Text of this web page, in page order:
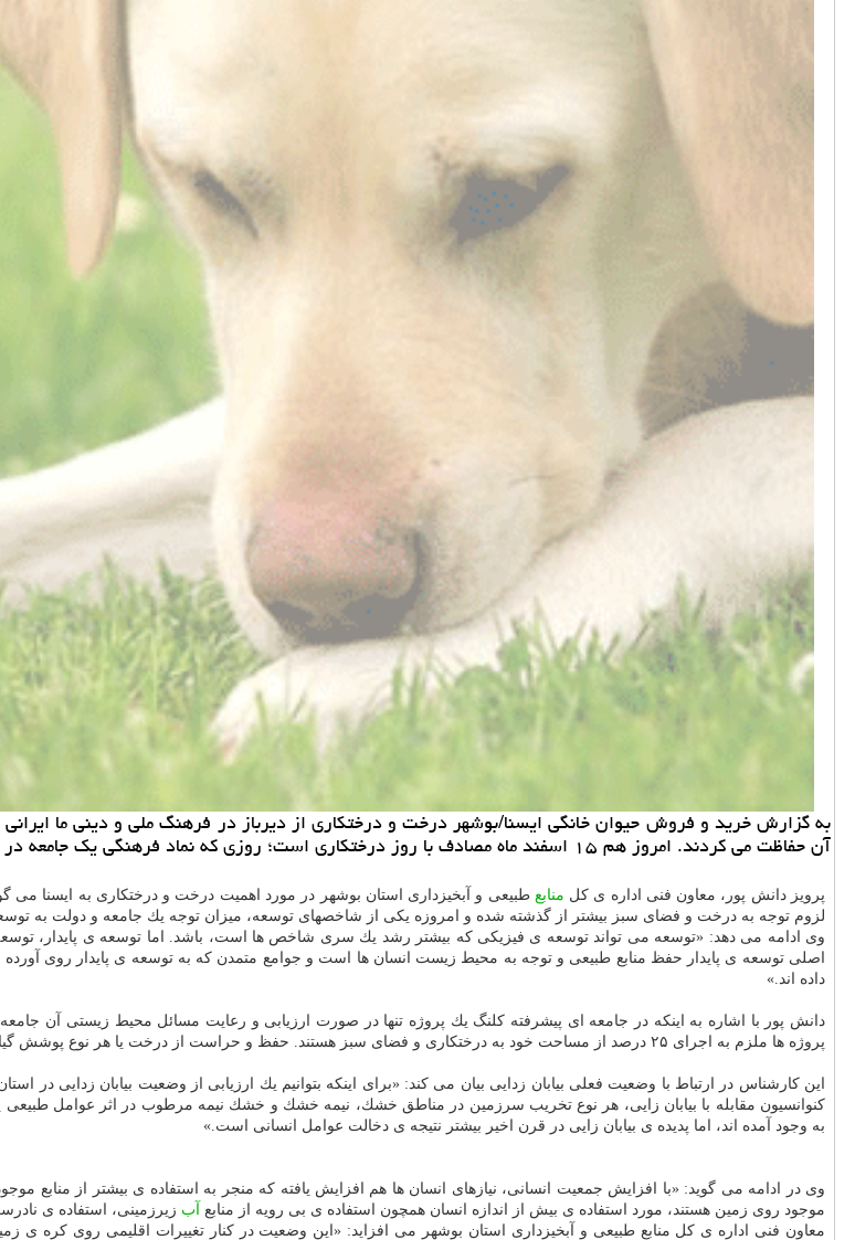
به گزارش خرید و فروش حیوان خانگی ایسنا/بوشهر درخت و درختكاری از دیرباز در فرهنگ ملی و دینی ما
آن حفاظت می كردند. امروز هم ۱۵ اسفند ماه مصادف با روز درختكاری است؛ روزی كه نماد فرهنگی یك جامعه در آن تجلی می یابد.
پرویز دانش پور، معاون فنی اداره ی كل منابع طبیعی و آبخیزداری استان بوشهر در مورد اهمیت درخت و درختكاری به ایسنا می
لزوم توجه به درخت و فضای سبز بیشتر از گذشته شده و امروزه یكی از شاخصهای توسعه، میزان توجه یك جامعه و دولت به
وی ادامه می دهد: «توسعه می تواند توسعه ی فیزیكی كه بیشتر رشد یك سری شاخص ها است، باشد. اما توسعه ی پایدار،
اصلی توسعه ی پایدار حفظ منابع طبیعی و توجه به محیط زیست انسان ها است و جوامع متمدن كه به توسعه ی پایدار روی
داده اند.»
پروژه ها ملزم به اجرای ۲۵ درصد از مساحت خود به درختكاری و فضای سبز هستند. حفظ و حراست از درخت یا هر نوع پوشش گیاهی، یك حركت فرهنگی در جامعه و نشان دهنده ی فرهنگ بالای آن جامعه و مردمانش است.»
این كارشناس در ارتباط با وضعیت فعلی بیابان زدایی بیان می كند: «برای اینكه بتوانیم یك ارزیابی از وضعیت بیابان زدایی در
كنوانسیون مقابله با بیابان زایی، هر نوع تخریب سرزمین در مناطق خشك، نیمه خشك و خشك نیمه مرطوب در اثر عوامل طبیعی یا
به وجود آمده اند، اما پدیده ی بیابان زایی در قرن اخیر بیشتر نتیجه ی دخالت عوامل انسانی است.»
وی در ادامه می گوید: «با افزایش جمعیت انسانی، نیازهای انسان ها هم افزایش یافته كه منجر به استفاده ی بیشتر از منابع
موجود روی زمین هستند، مورد استفاده ی بیش از اندازه انسان همچون استفاده ی بی رویه از منابع آب زیرزمینی، استفاده ی
معاون فنی اداره ی كل منابع طبیعی و آبخیزداری استان بوشهر می افزاید: «این وضعیت در كنار تغییرات اقلیمی روی كره